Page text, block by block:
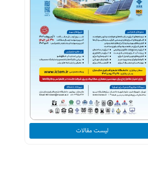
لیست مقالات